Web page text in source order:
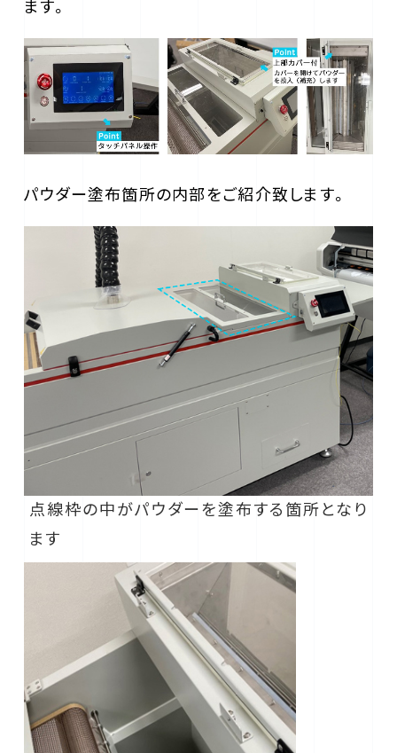
ます。
パウダー塗布箇所の内部をご紹介致します。
点線枠の中がパウダーを塗布する箇所となり
ます